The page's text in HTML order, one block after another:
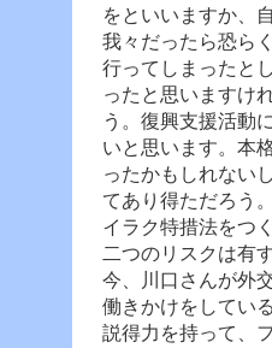
をといいますか、
我々だったら恐ら
行ってしまったと
ったと思いますけ
う。復興支援活動
いと思います。本
ったかもしれない
てあり得ただろう。
イラク特措法をつ
二つのリスクは有
今、川口さんが外
働きかけをしてい
説得力を持って、